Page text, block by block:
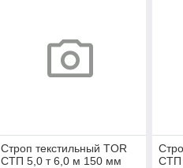
Строп текстильный TOR
СТП 5,0 т 6,0 м 150 мм
СТП